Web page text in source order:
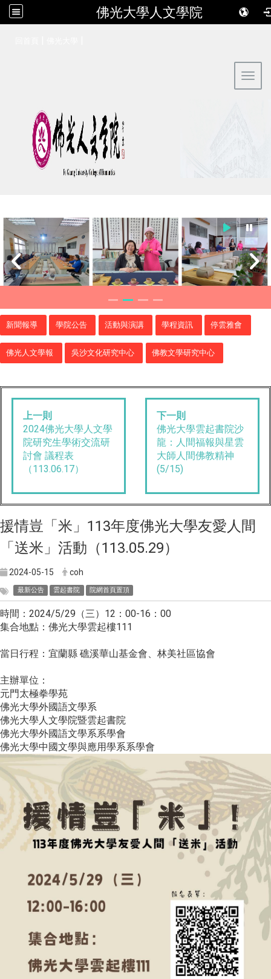
佛光大學人文學院
新聞報導 學院公告 活動與演講 學程資訊 停雲雅會
佛光人文學報 吳沙文化研究中心 佛教文學研究中心
上一則
2024佛光大學人文學
院研究生學術交流研
討會 議程表
（113.06.17）
下一則
佛光大學雲起書院沙
龍：人間福報與星雲
大師人間佛教精神
(5/15)
援情豈「米」113年度佛光大學友愛人間
「送米」活動（113.05.29）
2024-05-15 coh
最新公告 雲起書院 院網首頁置頂
時間：2024/5/29（三）12：00-16：00
集合地點：佛光大學雲起樓111
當日行程：宜蘭縣 礁溪華山基金會、林美社區協會
主辦單位：
元門太極拳學苑
佛光大學外國語文學系
佛光大學人文學院暨雲起書院
佛光大學外國語文學系系學會
佛光大學中國文學與應用學系系學會